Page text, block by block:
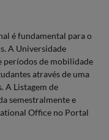
é fundamental para o
A Universidade
períodos de mobilidade
através de uma
A Listagem de
semestralmente e
Office no Portal